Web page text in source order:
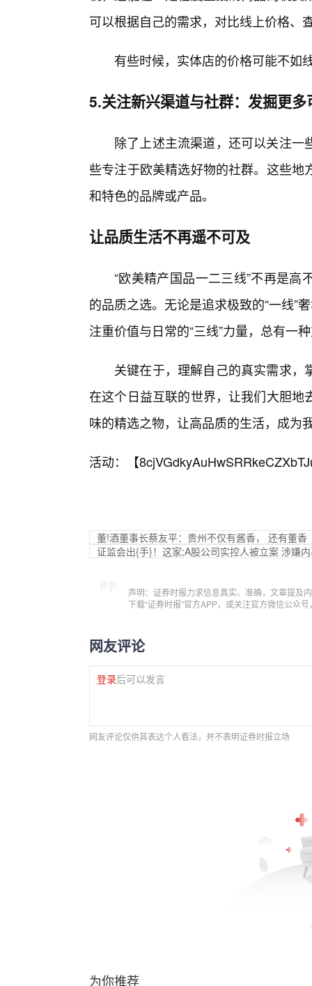
可以根据自己的需求，对比线上价格、
有些时候，实体店的价格可能不如
5.关注新兴渠道与社群：发掘更多
除了上述主流渠道，还可以关注
些专注于欧美精选好物的社群。这些
和特色的品牌或产品。
让品质生活不再遥不可及
“欧美精产国品一二三线”不再是
的品质之选。无论是追求极致的“一线”
注重价值与日常的“三线”力量，总有一
关键在于，理解自己的真实需求
在这个日益互联的世界，让我们大胆
味的精选之物，让高品质的生活，成为
活动：【
董!酒董事长蔡友平：贵州不仅有酱香， 还有董香
证监会出{手}！这家;A股公司实控人被立案 涉嫌
声明：证券时报力求信息真实、准确，文章提及
下载“证券时报”官方APP，或关注官方微信公众
网友评论
登录后可以发言
网友评论仅供其表达个人看法，并不表明证券时报立场
为你推荐